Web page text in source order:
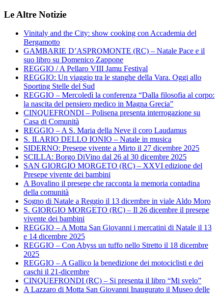
Le Altre Notizie
Vinitaly and the City: show cooking con Accademia del
Bergamotto
GAMBARIE D’ASPROMONTE (RC) – Natale Pace e il
suo libro su Domenico Zappone
REGGIO / A Pellaro VIII Jamu Festival
REGGIO: Un viaggio tra le stanghe della Vara. Oggi allo
Sporting Stelle del Sud
REGGIO – Mercoledì la conferenza “Dalla filosofia al corpo:
la nascita del pensiero medico in Magna Grecia”
CINQUEFRONDI – Polisena presenta interrogazione su
Casa di Comunità
REGGIO – A S. Maria della Neve il coro Laudamus
S. ILARIO DELLO IONIO – Natale in musica
SIDERNO: Presepe vivente a Mirto il 27 dicembre 2025
SCILLA: Borgo DiVino dal 26 al 30 dicembre 2025
SAN GIORGIO MORGETO (RC) – XXVI edizione del
Presepe vivente dei bambini
A Bovalino il presepe che racconta la memoria contadina
della comunità
Sogno di Natale a Reggio il 13 dicembre in viale Aldo Moro
S. GIORGIO MORGETO (RC) – Il 26 dicembre il presepe
vivente dei bambini
REGGIO – A Motta San Giovanni i mercatini di Natale il 13
e 14 dicembre 2025
REGGIO – Con Abyss un tuffo nello Stretto il 18 dicembre
2025
REGGIO – A Gallico la benedizione dei motociclisti e dei
caschi il 21-dicembre
CINQUEFRONDI (RC) – Si presenta il libro “Mi svelo”
A Lazzaro di Motta San Giovanni Inaugurato il Museo delle